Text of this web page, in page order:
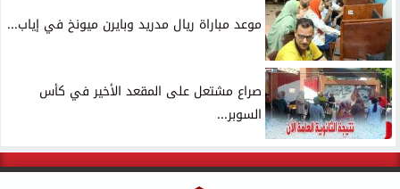
موعد مباراة ريال مدريد وبايرن ميونخ في إياب...
صراع مشتعل على المقعد الأخير في كأس
السوبر...